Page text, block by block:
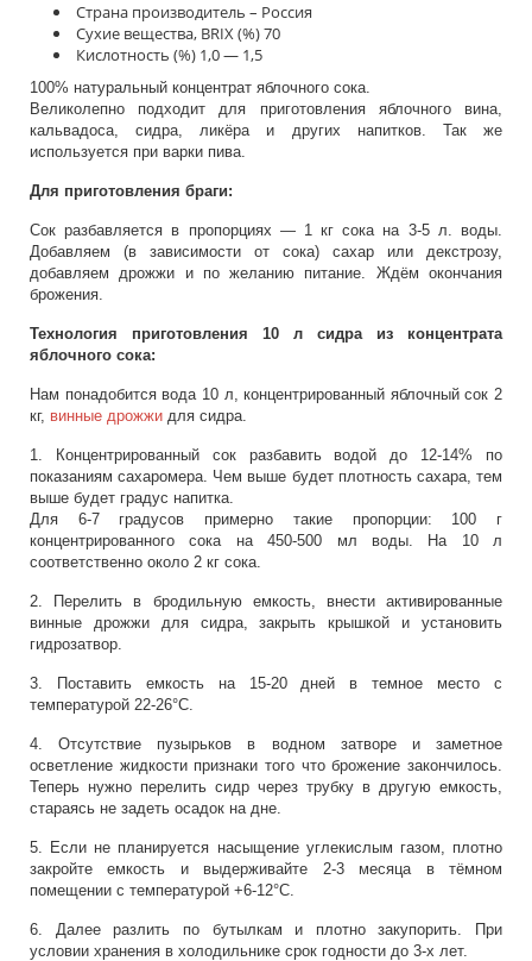
Страна производитель – Россия
Сухие вещества, BRIX (%) 70
Кислотность (%) 1,0 — 1,5
100% натуральный концентрат яблочного сока.
Великолепно подходит для приготовления яблочного вина,
кальвадоса, сидра, ликёра и других напитков. Так же
используется при варки пива.
Для приготовления браги:
Сок разбавляется в пропорциях — 1 кг сока на 3-5 л. воды.
Добавляем (в зависимости от сока) сахар или декстрозу,
добавляем дрожжи и по желанию питание. Ждём окончания
брожения.
Технология приготовления 10 л сидра из концентрата
яблочного сока:
Нам понадобится вода 10 л, концентрированный яблочный сок 2
кг, винные дрожжи для сидра.
1. Концентрированный сок разбавить водой до 12-14% по
показаниям сахаромера. Чем выше будет плотность сахара, тем
выше будет градус напитка.
Для 6-7 градусов примерно такие пропорции: 100 г
концентрированного сока на 450-500 мл воды. На 10 л
соответственно около 2 кг сока.
2. Перелить в бродильную емкость, внести активированные
винные дрожжи для сидра, закрыть крышкой и установить
гидрозатвор.
3. Поставить емкость на 15-20 дней в темное место с
температурой 22-26°C.
4. Отсутствие пузырьков в водном затворе и заметное
осветление жидкости признаки того что брожение закончилось.
Теперь нужно перелить сидр через трубку в другую емкость,
стараясь не задеть осадок на дне.
5. Если не планируется насыщение углекислым газом, плотно
закройте емкость и выдерживайте 2-3 месяца в тёмном
помещении с температурой +6-12°C.
6. Далее разлить по бутылкам и плотно закупорить. При
условии хранения в холодильнике срок годности до 3-х лет.